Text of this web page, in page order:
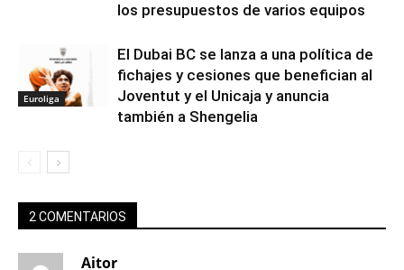
los presupuestos de varios equipos
Euroliga
El Dubai BC se lanza a una política de
fichajes y cesiones que benefician al
Joventut y el Unicaja y anuncia
también a Shengelia
2 COMENTARIOS
Aitor